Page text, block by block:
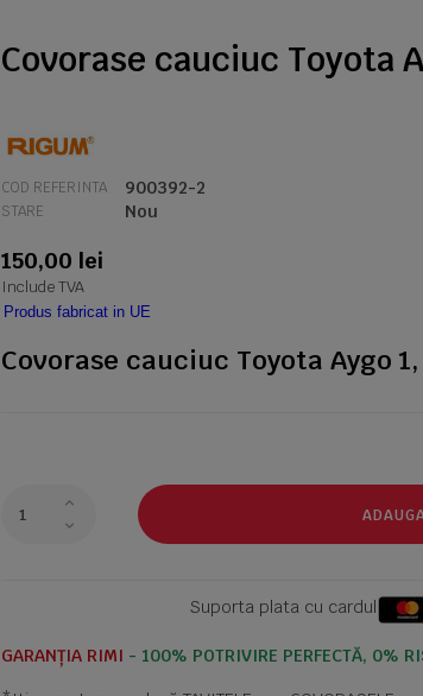
Covorase cauciuc Toyota
COD REFERINTA 900392-2
STARE Nou
150,00 lei
Include TVA
Produs fabricat in UE
Covorase cauciuc Toyota Aygo
Suporta plata cu cardul
GARANȚIA RIMI - 100% POTRIVIRE PERFECTĂ, 0%